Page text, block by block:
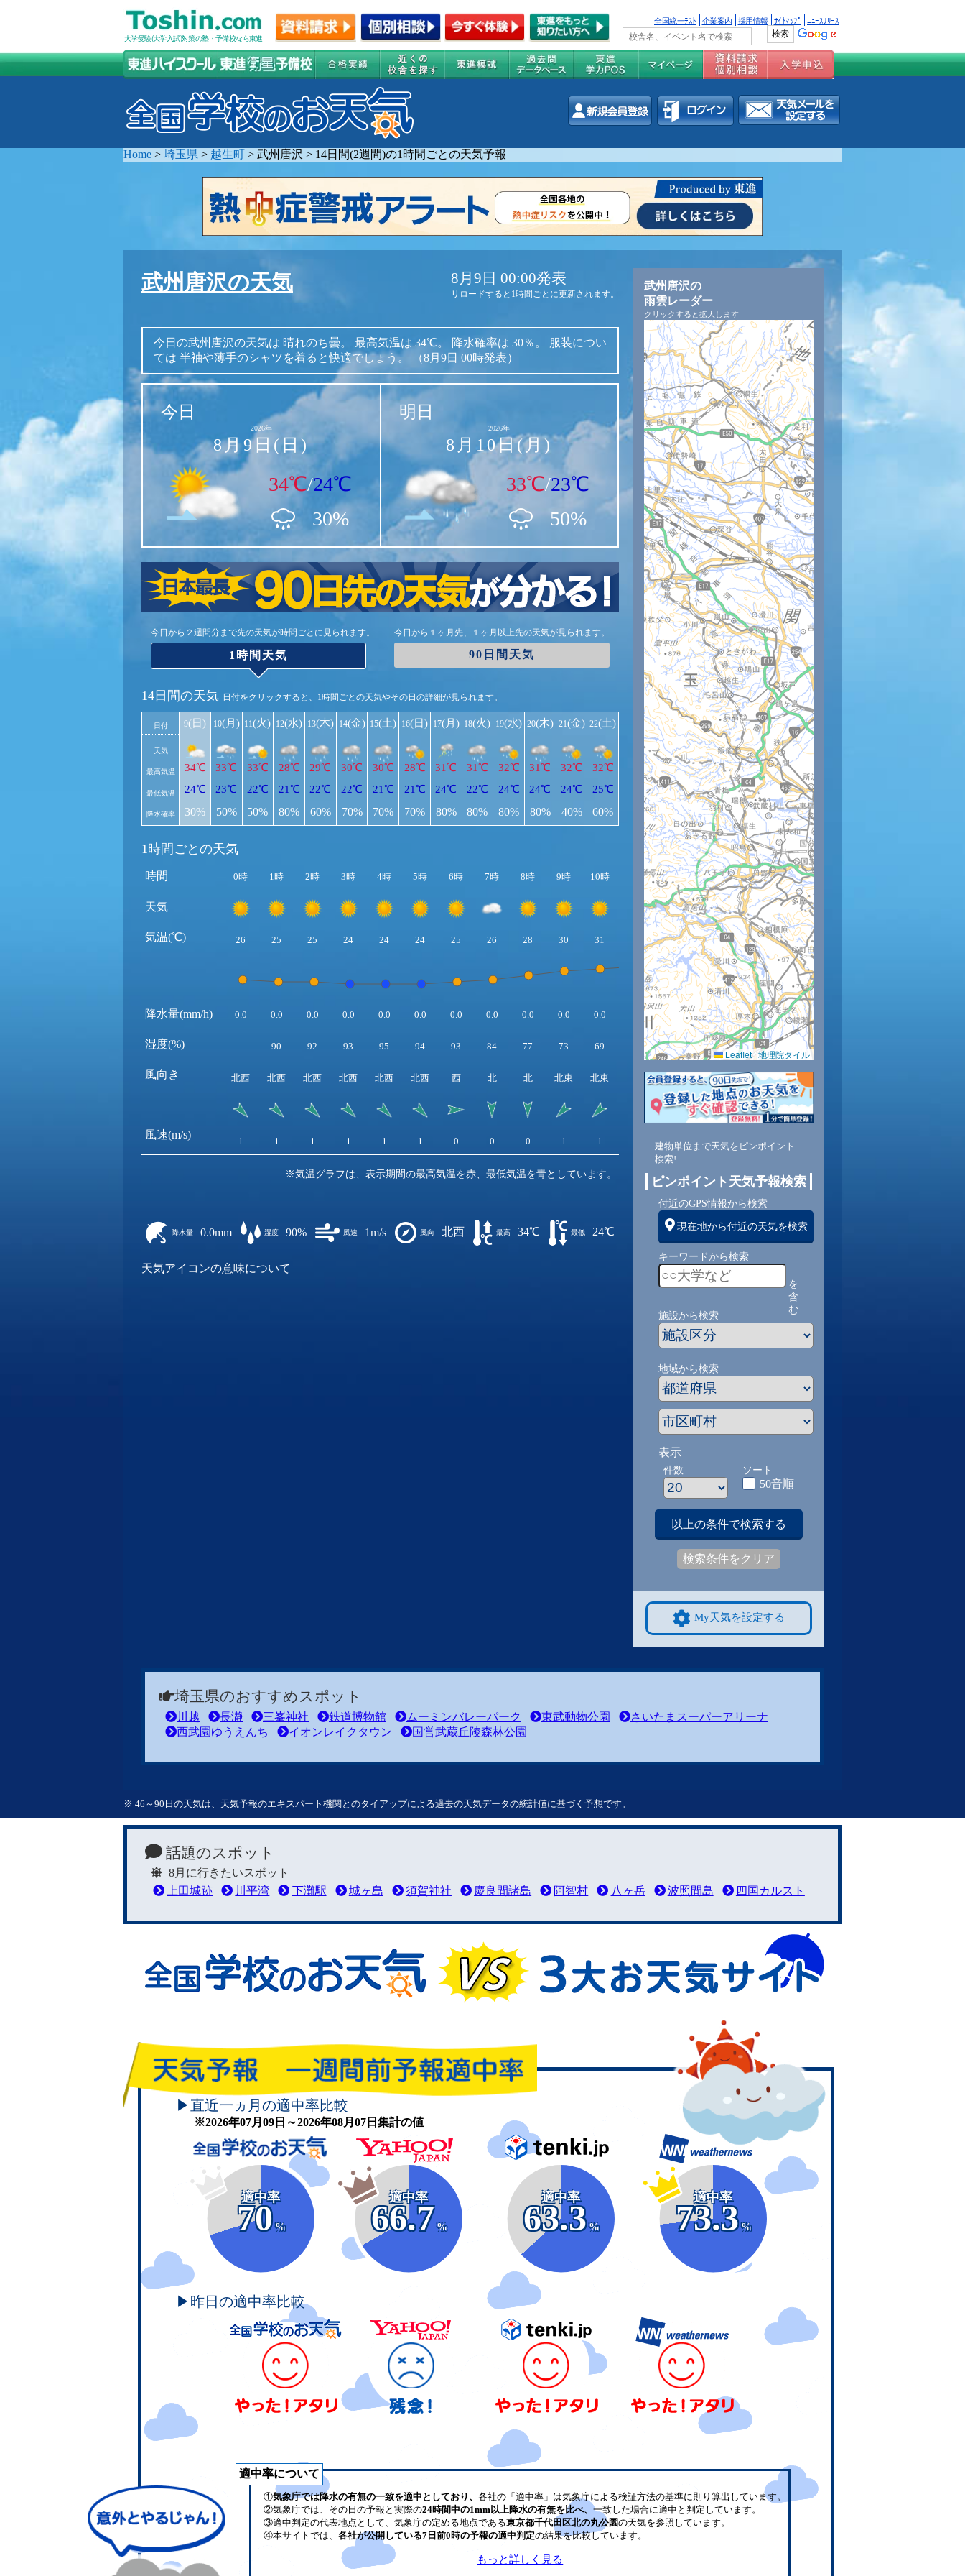
大学受験(大学入試)対策の塾・予備校なら東進
全国統一ﾃｽﾄ 企業案内 採用情報 ｻｲﾄﾏｯﾌﾟ ﾆｭｰｽﾘﾘｰｽ
Home > 埼玉県 > 越生町 > 武州唐沢 > 14日間(2週間)の1時間ごとの天気予報
武州唐沢の天気 8月9日 00:00発表
リロードすると1時間ごとに更新されます。
今日の武州唐沢の天気は 晴れのち曇。 最高気温は 34℃。 降水確率は 30％。
服装につい
ては 半袖や薄手のシャツを着ると快適でしょう。 （8月9日 00時発表）
今日
2026年
8月9日(日)
34℃/24℃
30%
明日
2026年
8月10日(月)
33℃/23℃
50%
今日から２週間分まで先の天気が時間ごとに見られます。
1時間天気
今日から１ヶ月先、１ヶ月以上先の天気が見られます。
90日間天気
14日間の天気 日付をクリックすると、1時間ごとの天気やその日の詳細が見られます。
日付
天気
最高気温
最低気温
降水確率
9(日)
34℃
24℃
30%
10(月)
33℃
23℃
50%
11(火)
33℃
22℃
50%
12(水)
28℃
21℃
80%
13(木)
29℃
22℃
60%
14(金)
30℃
22℃
70%
15(土)
30℃
21℃
70%
16(日)
28℃
21℃
70%
17(月)
31℃
24℃
80%
18(火)
31℃
22℃
80%
19(水)
32℃
24℃
80%
20(木)
31℃
24℃
80%
21(金)
32℃
24℃
40%
22(土)
32℃
25℃
60%
1時間ごとの天気
時間
天気
気温(℃)
降水量(mm/h)
湿度(%)
風向き
風速(m/s)
0時 1時 2時 3時 4時 5時 6時 7時 8時 9時 10時 11時 12時 13時 14時 15時 16時
26 25 25 24 24 24 25 26 28 30 31 34 34 34 34 33
0.0 0.0 0.0 0.0 0.0 0.0 0.0 0.0 0.0 0.0 0.0 0.0 0.0 0.0 0.0 0.0
- 90 92 93 95 94 93 84 77 73 69 60 59 58 58 59
北西 北西 北西 北西 北西 北西 西 北 北 北東 北東 北東 北東 北東 北東
1 1 1 1 1 1 0 0 0 1 1 2 2 2 2
※気温グラフは、表示期間の最高気温を赤、最低気温を青としています。
降水量 0.0mm 湿度 90% 風速 1m/s 風向 北西 最高 34℃ 最低 24℃
天気アイコンの意味について
武州唐沢の
雨雲レーダー
クリックすると拡大します
Leaflet|地理院タイル
建物単位まで天気をピンポイント
検索!
ピンポイント天気予報検索
付近のGPS情報から検索
現在地から付近の天気を検索
キーワードから検索
を
含
む
施設から検索
地域から検索
表示
件数 ソート
50音順
以上の条件で検索する
検索条件をクリア
My天気を設定する
埼玉県のおすすめスポット
川越 長瀞 三峯神社 鉄道博物館 ムーミンバレーパーク 東武動物公園
さいたまスーパーアリーナ
西武園ゆうえんち
イオンレイクタウン 国営武蔵丘陵森林公園
※ 46～90日の天気は、天気予報のエキスパート機関とのタイアップによる過去の天気データの統計値に基づく予想です。
話題のスポット
8月に行きたいスポット
上田城跡
川平湾 下灘駅 城ヶ島 須賀神社 慶良間諸島 阿智村 八ヶ岳 波照間島 四国カルスト
▶直近一ヵ月の適中率比較
※2026年07月09日～2026年08月07日集計の値
適中率
70
%
適中率
66.7
%
適中率
63.3
%
適中率
73.3
%
▶昨日の適中率比較
適中率について
①気象庁では降水の有無の一致を適中としており、 各社の「適中率」は気象庁による検証方法の基準に則り算出しています。
②気象庁では、その日の予報と実際の24時間中の1mm以上降水の有無を比べ、 一致した場合に適中と判定しています。
③適中判定の代表地点として、気象庁の定める地点である東京都千代田区北の丸公園の天気を参照しています。
④本サイトでは、 各社が公開している7日前0時の予報の適中判定の結果を比較しています。
もっと詳しく見る